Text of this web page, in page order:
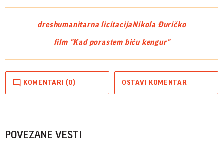
dreshumanitarna licitacijaNikola Đuričko
film "Kad porastem biću kengur"
KOMENTARI (0) OSTAVI KOMENTAR
POVEZANE VESTI